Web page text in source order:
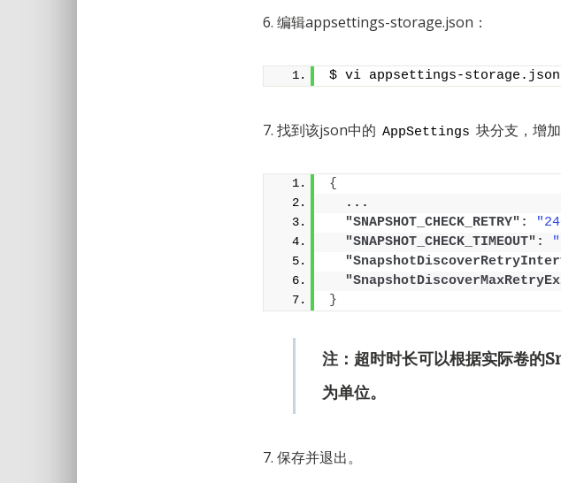
6. 编辑appsettings-storage.json：
$ vi appsettings-storage.json
7. 找到该json中的 AppSettings 块分支，增
{
  ...
"SNAPSHOT_CHECK_RETRY":
"SNAPSHOT_CHECK_TIMEOUT":
}
注：超时时长可以根据实际卷
为单位。
7. 保存并退出。